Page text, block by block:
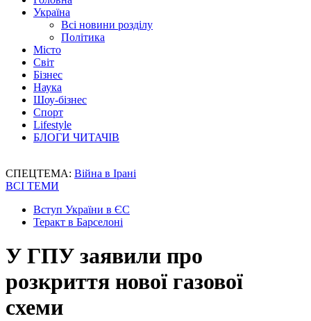
Україна
Всі новини розділу
Політика
Місто
Світ
Бізнес
Наука
Шоу-бізнес
Спорт
Lifestyle
БЛОГИ ЧИТАЧІВ
СПЕЦТЕМА: Війна в Ірані
ВСІ ТЕМИ
Вступ України в ЄС
Теракт в Барселоні
У ГПУ заявили про
розкриття нової газової
схеми